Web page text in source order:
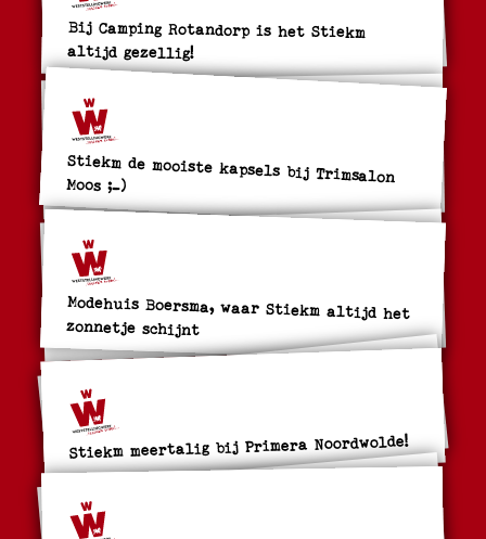
Bij Camping Rotandorp is het Stiekm
altijd gezellig!
Stiekm de mooiste kapsels bij Trimsalon
Moos ;-)
Modehuis Boersma, waar Stiekm altijd het
zonnetje schijnt
Stiekm meertalig bij Primera Noordwolde!